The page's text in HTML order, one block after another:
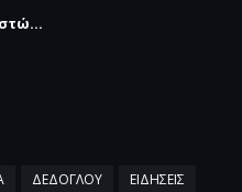
ΔΕΔΟΓΛΟΥ
ΕΙΔΗΣΕΙΣ